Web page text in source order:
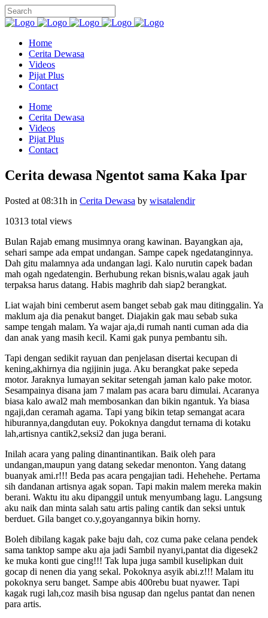
Home
Cerita Dewasa
Videos
Pijat Plus
Contact
Home
Cerita Dewasa
Videos
Pijat Plus
Contact
Cerita dewasa Ngentot sama Kaka Ipar
Posted at 08:31h in Cerita Dewasa by wisatalendir
10313 total views
Bulan Rajab emang musimnya orang kawinan. Bayangkan aja,
sehari sampe ada empat undangan. Sampe capek ngedatanginnya.
Dah gitu malamnya ada undangan lagi. Kalo nurutin capek badan
mah ogah ngedatengin. Berhubung rekan bisnis,walau agak jauh
terpaksa harus datang. Habis maghrib dah siap2 berangkat.
Liat wajah bini cemberut asem banget sebab gak mau ditinggalin. Ya
maklum aja dia penakut banget. Diajakin gak mau sebab suka
sampe tengah malam. Ya wajar aja,di rumah nanti cuman ada dia
dan anak yang masih kecil. Kami gak punya pembantu sih.
Tapi dengan sedikit rayuan dan penjelasan disertai kecupan di
kening,akhirnya dia ngijinin juga. Aku berangkat pake sepeda
motor. Jaraknya lumayan sekitar setengah jaman kalo pake motor.
Sesampainya disana jam 7 malam pas acara baru dimulai. Acaranya
biasa kalo awal2 mah membosankan dan bikin ngantuk. Ya biasa
ngaji,dan ceramah agama. Tapi yang bikin tetap semangat acara
hiburannya,dangdutan euy. Pokoknya dangdut ternama di kotaku
lah,artisnya cantik2,seksi2 dan juga berani.
Inilah acara yang paling dinantinantikan. Baik oleh para
undangan,maupun yang datang sekedar menonton. Yang datang
buanyak ami.r!!! Beda pas acara pengajian tadi. Hehehehe. Pertama
sih dandanan artisnya agak sopan. Tapi makin malem mereka makin
berani. Waktu itu aku dipanggil untuk menyumbang lagu. Langsung
aku naik dan minta salah satu artis paling cantik dan seksi untuk
berduet. Gila banget co.y,goyangannya bikin horny.
Boleh dibilang kagak pake baju dah, coz cuma pake celana pendek
sama tanktop sampe aku aja jadi Sambil nyanyi,pantat dia digesek2
ke muka konti gue cing!!! Tak lupa juga sambil kuselipkan duit
gocap di nenen dia yang sekal. Pokoknya asyik abi.z!!! Malam itu
pokoknya seru banget. Sampe abis 400rebu buat nyawer. Tapi
kagak rugi lah,coz masih bisa ngusap dan ngelus pantat dan nenen
para artis.